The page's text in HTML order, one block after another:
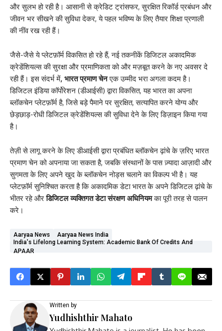
और सुलभ हो रही है। आसानी से क्रेडिट ट्रांसफर, सुरक्षित रिकॉर्ड प्रबंधन और
जीवन भर सीखने की सुविधा देकर, ये पहल भविष्य के लिए तैयार शिक्षा प्रणाली
की नींव रख रही हैं।
जैसे-जैसे ये प्लेटफ़ॉर्म विकसित हो रहे हैं, नई तकनीकें डिजिटल अकादमिक
क्रेडेंशियल्स की सुरक्षा और प्रमाणिकता को और मज़बूत करने के नए अवसर दे
रही हैं। इस संदर्भ में, भारत प्रमाण चेन एक उम्मीद भरा अगला कदम है।
डिजिटल इंडिया कॉर्पोरेशन (डीआईसी) द्वारा विकसित, यह भारत का अपना
ब्लॉकचेन प्लेटफ़ॉर्म है, जिसे बड़े पैमाने पर सुरक्षित, सत्यापित करने योग्य और
छेड़छाड़-रोधी डिजिटल क्रेडेंशियल्स की सुविधा देने के लिए डिज़ाइन किया गया
है।
तेज़ी से लागू करने के लिए डीआईसी द्वारा प्रबंधित ब्लॉकचेन ढ़ांचे के ज़रिए भारत
प्रमाण चेन को अपनाया जा सकता है, जबकि संस्थानों के पास ज़्यादा आज़ादी और
सुगमता के लिए अपने खुद के ब्लॉकचेन नोड्स चलाने का विकल्प भी है। यह
प्लेटफ़ॉर्म सुनिश्चित करता है कि अकादमिक डेटा भारत के अपने डिजिटल ढ़ांचे के
भीतर रहे औरडिजिटल व्यक्तिगत डेटा संरक्षण अधिनियमका पूरी तरह से पालन
करे।
Aaryaa News
Aaryaa News India
India's Lifelong Learning System: Academic Bank Of Credits And
APAAR
Written by
Yudhishthir Mahato